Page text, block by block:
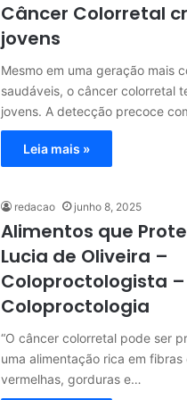
Câncer Colorretal
jovens
Mesmo em uma geração mais
saudáveis, o câncer colorretal
jovens. A detecção precoce
Leia mais »
redacao junho 8, 2025
Alimentos que
Lucia de Oliveira –
Coloproctologista
Coloproctologia
“O câncer colorretal pode ser
uma alimentação rica em
vermelhas, gorduras e…